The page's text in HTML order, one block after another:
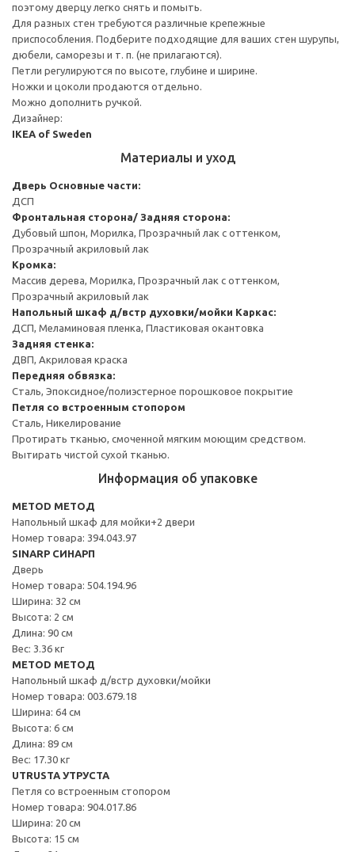
поэтому дверцу легко снять и помыть.
Для разных стен требуются различные крепежные
приспособления. Подберите подходящие для ваших стен шурупы,
дюбели, саморезы и т. п. (не прилагаются).
Петли регулируются по высоте, глубине и ширине.
Ножки и цоколи продаются отдельно.
Можно дополнить ручкой.
Дизайнер:
IKEA of Sweden
Материалы и уход
Дверь Основные части:
ДСП
Фронтальная сторона/ Задняя сторона:
Дубовый шпон, Морилка, Прозрачный лак с оттенком,
Прозрачный акриловый лак
Кромка:
Массив дерева, Морилка, Прозрачный лак с оттенком,
Прозрачный акриловый лак
Напольный шкаф д/встр духовки/мойки Каркас:
ДСП, Меламиновая пленка, Пластиковая окантовка
Задняя стенка:
ДВП, Акриловая краска
Передняя обвязка:
Сталь, Эпоксидное/полиэстерное порошковое покрытие
Петля со встроенным стопором
Сталь, Никелирование
Протирать тканью, смоченной мягким моющим средством.
Вытирать чистой сухой тканью.
Информация об упаковке
METOD МЕТОД
Напольный шкаф для мойки+2 двери
Номер товара: 394.043.97
SINARP СИНАРП
Дверь
Номер товара: 504.194.96
Ширина: 32 см
Высота: 2 см
Длина: 90 см
Вес: 3.36 кг
METOD МЕТОД
Напольный шкаф д/встр духовки/мойки
Номер товара: 003.679.18
Ширина: 64 см
Высота: 6 см
Длина: 89 см
Вес: 17.30 кг
UTRUSTA УТРУСТА
Петля со встроенным стопором
Номер товара: 904.017.86
Ширина: 20 см
Высота: 15 см